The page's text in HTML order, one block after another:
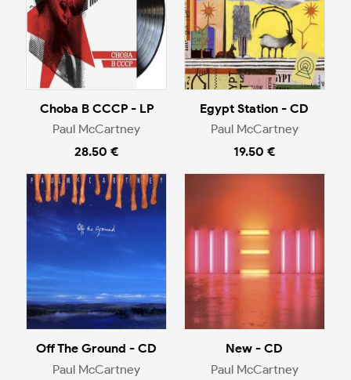
Choba B CCCP - LP
Paul McCartney
28.50 €
Egypt Station - CD
Paul McCartney
19.50 €
Off The Ground - CD
Paul McCartney
New - CD
Paul McCartney